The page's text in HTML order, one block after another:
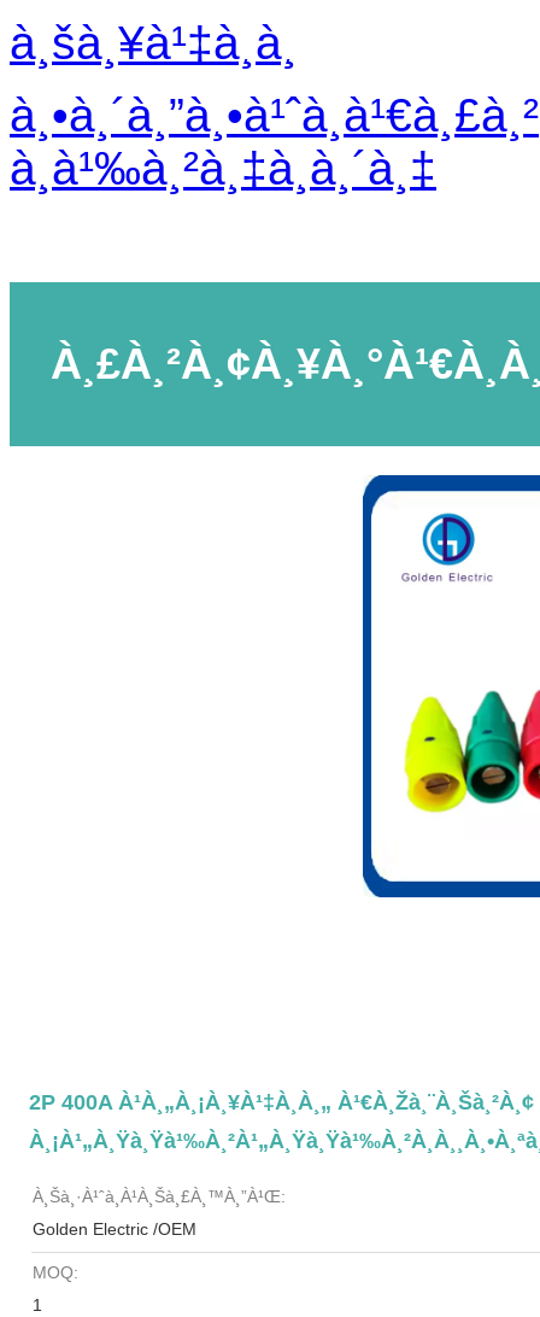
à¸šà¸¥à¹‡à¸­à¸
à¸•à¸´à¸”à¸•à¹ˆà¸­à¹€à¸£à¸²
à¸­à¹‰à¸²à¸‡à¸­à¸´à¸‡
2P 400A À¹à¸„à¸¡à¸¥à¹‡à¸­à¸„
À¸Šà¸·à¹ˆà¸­à¹à¸šà¸£à¸™à¸”à¹Œ:
Golden Electric /OEM
MOQ:
1